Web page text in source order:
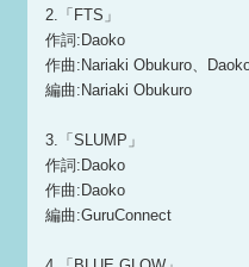
2.「FTS」
作詞:Daoko
作曲:Nariaki Obukuro、
編曲:Nariaki Obukuro
3.「SLUMP」
作詞:Daoko
作曲:Daoko
編曲:GuruConnect